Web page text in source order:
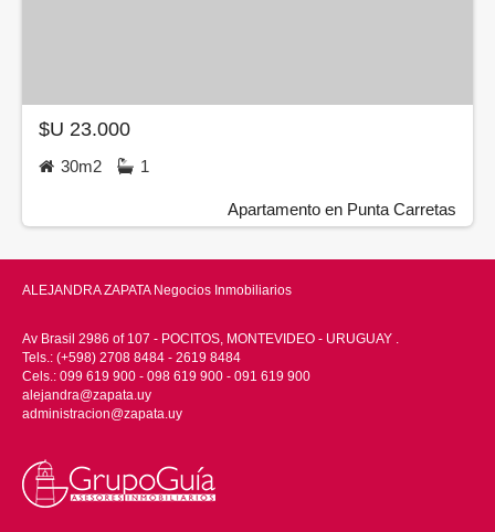
$U 23.000
30m2 1
Apartamento en Punta Carretas
ALEJANDRA ZAPATA Negocios Inmobiliarios
Av Brasil 2986 of 107 - POCITOS, MONTEVIDEO - URUGUAY .
Tels.: (+598) 2708 8484 - 2619 8484
Cels.: 099 619 900 - 098 619 900 - 091 619 900
alejandra@zapata.uy
administracion@zapata.uy